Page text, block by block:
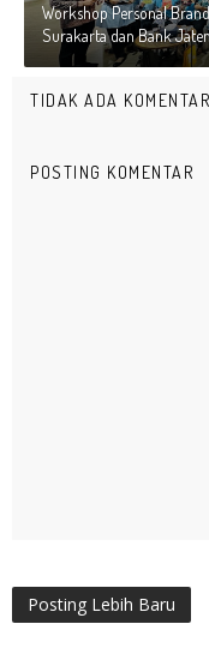
Workshop Personal
Surakarta dan Bank
TIDAK ADA
POSTING KOMENTAR
Posting Lebih Baru